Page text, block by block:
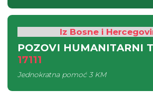
Iz Bosne i
POZOVI HUMANITARNI
17111
Jednokratna pomoć3 KM